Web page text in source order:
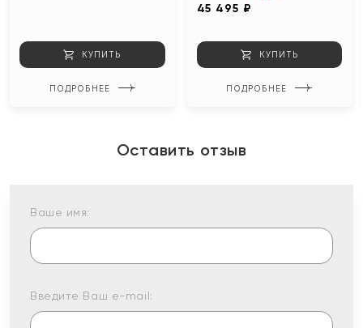
КУПИТЬ
ПОДРОБНЕЕ
45 495 ₽
КУПИТЬ
ПОДРОБНЕЕ
Оставить отзыв
Ваше имя:
Введите Ваш e-mail: